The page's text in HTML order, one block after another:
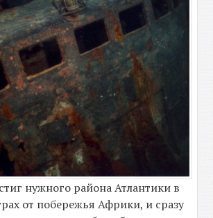
нужного района Атлантики в
от побережья Африки, и сразу